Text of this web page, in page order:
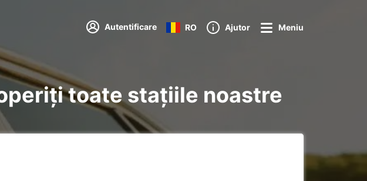
Autentificare RO Ajutor Meniu
toate stațiile noastre